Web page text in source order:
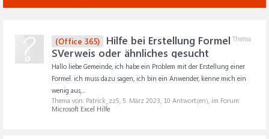
Thema
(Office 365)
Hilfe bei Erstellung Formel
SVerweis oder ähnliches gesucht
Hallo liebe Gemeinde, ich habe ein Problem mit der Erstellung einer
Formel. ich muss dazu sagen, ich bin ein Anwender, kenne mich ein
wenig aus,...
Thema von: Patrick_zz5, 5. März 2023, 10 Antwort(en), im Forum:
Microsoft Excel Hilfe